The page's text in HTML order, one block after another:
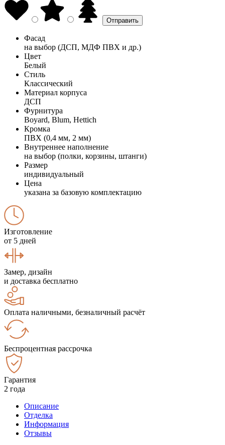
Фасад
на выбор (ДСП, МДФ ПВХ и др.)
Цвет
Белый
Стиль
Классический
Материал корпуса
ДСП
Фурнитура
Boyard, Blum, Hettich
Кромка
ПВХ (0,4 мм, 2 мм)
Внутреннее наполнение
на выбор (полки, корзины, штанги)
Размер
индивидуальный
Цена
указана за базовую комплектацию
Изготовление
от 5 дней
Замер, дизайн
и доставка бесплатно
Оплата наличными, безналичный расчёт
Беспроцентная рассрочка
Гарантия
2 года
Описание
Отделка
Информация
Отзывы